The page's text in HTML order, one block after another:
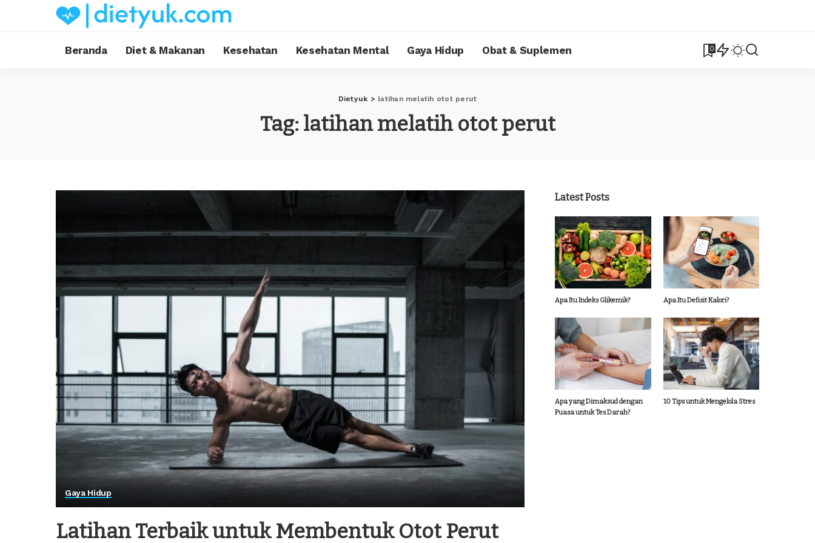
Beranda Diet & Makanan Kesehatan Kesehatan Mental Gaya Hidup Obat & Suplemen 0
Dietyuk > latihan melatih otot perut
Tag:latihan melatih otot perut
Gaya Hidup
Latihan Terbaik untuk Membentuk Otot Perut
Latest Posts
Apa Itu Indeks Glikemik? Apa Itu Defisit Kalori?
Apa yang Dimaksud dengan
Puasa untuk Tes Darah?
10 Tips untuk Mengelola Stres